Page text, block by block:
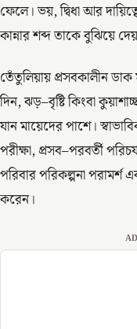
ফেলে। ভয়, দ্বিধা আর
কান্নার শব্দ তাকে বুঝিয়ে
তেঁতুলিয়ায় প্রসবকালীন
দিন, ঝড়–বৃষ্টি কিংবা
যান মায়েদের পাশে।
পরীক্ষা, প্রসব–পরবর্তী
পরিবার পরিকল্পনা পরামর্শ
করেন।